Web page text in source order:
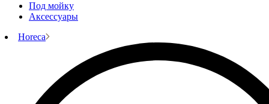
Под мойку
Аксессуары
Horeca